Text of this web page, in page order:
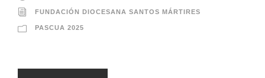
FUNDACIÓN DIOCESANA SANTOS MÁRTIRES
PASCUA 2025